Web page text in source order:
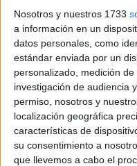
Nosotros y nuestros 1733
a información en un
datos personales, como
estándar enviada por un
personalizado, medición de
investigación de audiencia
permiso, nosotros y
localización geográfica
características de
su consentimiento a
que llevemos a cabo el
de escapada desde
de evitar saldar las
estaba siendo buscado
ocurrida en Estados
Eso ocurrió en verano
lo Penal de la
protagonista de este
antes de ejecutarse su